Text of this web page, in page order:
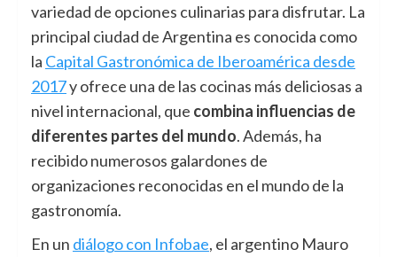
variedad de opciones culinarias para disfrutar. La
principal ciudad de Argentina es conocida como
la Capital Gastronómica de Iberoamérica desde
2017y ofrece una de las cocinas más deliciosas a
nivel internacional, que combina influencias de
diferentes partes del mundo. Además, ha
recibido numerosos galardones de
organizaciones reconocidas en el mundo de la
gastronomía.
En un diálogo con Infobae, el argentino Mauro